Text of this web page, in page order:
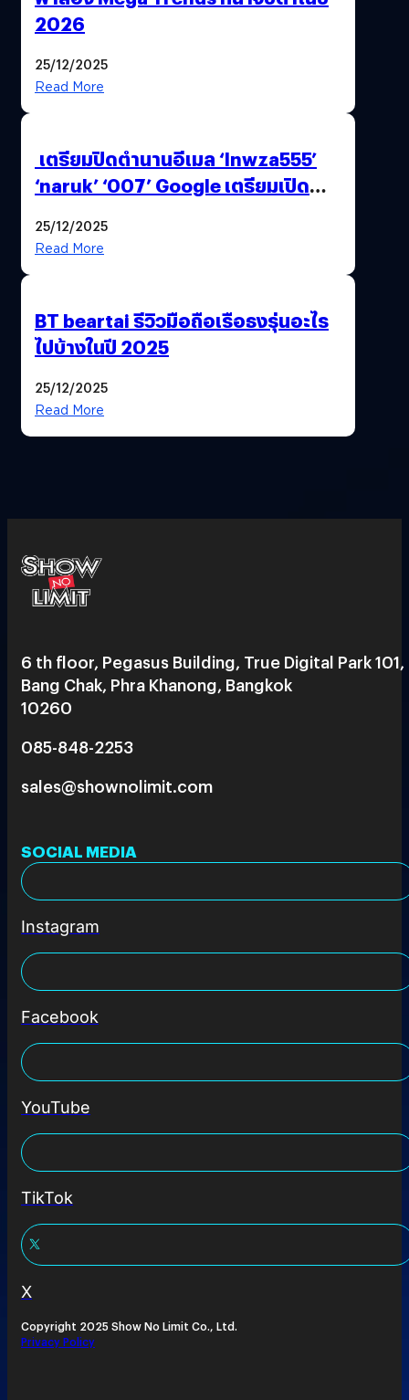
2026
25/12/2025
Read More
เตรียมปิดตำนานอีเมล ‘lnwza555’
‘naruk’ ‘007’ Google เตรียมเปิด
25/12/2025
Read More
BT beartai รีวิวมือถือเรือธงรุ่นอะไร
ไปบ้างในปี 2025
25/12/2025
Read More
6 th floor, Pegasus Building, True Digital Park 101,
Bang Chak, Phra Khanong, Bangkok
10260
085-848-2253
sales@shownolimit.com
SOCIAL MEDIA
Instagram
Facebook
YouTube
TikTok
X
Copyright 2025 Show No Limit Co., Ltd.
Privacy Policy